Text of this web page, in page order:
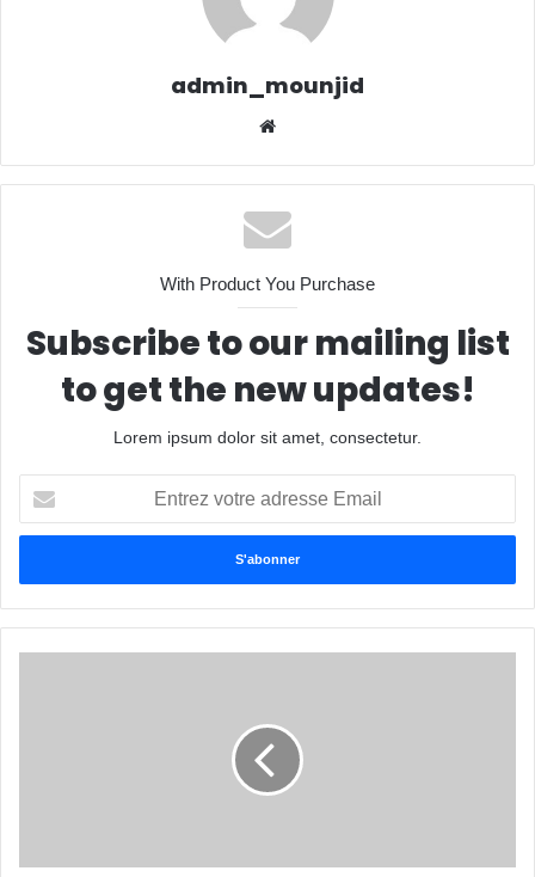
admin_mounjid
With Product You Purchase
Subscribe to our mailing list
to get the new updates!
Lorem ipsum dolor sit amet, consectetur.
votre
adresse